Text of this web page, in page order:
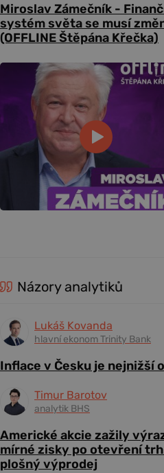
Miroslav Zámečník -
systém světa se musí
(OFFLINE Štěpána Křečka)
Názory analytiků
Lukáš Kovanda
hlavní ekonom Trinity Bank
Inflace v Česku je nejnižší
Timur Barotov
analytik BHS
Americké akcie zažily
mírné zisky po otevření
plošný výprodej